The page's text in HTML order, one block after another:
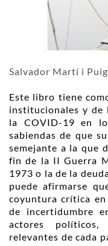
Salvador Martí i
Este libro tiene
institucionales y de
la COVID-19 en
sabiendas de que
semejante a la que
fin de la II Guerra
1973 o la de la
puede afirmarse
coyuntura crítica
de incertidumbre
actores políticos,
relevantes de cada